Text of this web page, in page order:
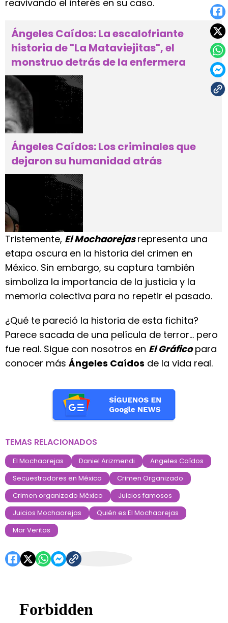
reavivando el interés en su caso.
Ángeles Caídos: La escalofriante
historia de "La Mataviejitas", el
monstruo detrás de la enfermera
Ángeles Caídos: Los criminales que
dejaron su humanidad atrás
Tristemente, El Mochaorejas representa una
etapa oscura en la historia del crimen en
México. Sin embargo, su captura también
simboliza la importancia de la justicia y la
memoria colectiva para no repetir el pasado.
¿Qué te pareció la historia de esta fichita?
Parece sacada de una película de terror… pero
fue real. Sigue con nosotros en El Gráficopara
conocer más Ángeles Caídos de la vida real.
TEMAS RELACIONADOS
El Mochaorejas Daniel Arizmendi
Angeles Caídos
Secuestradores en México
Crimen Organizado
Crimen organizado México
Juicios famosos
Juicios Mochaorejas
Quién es El Mochaorejas
Mar Veritas